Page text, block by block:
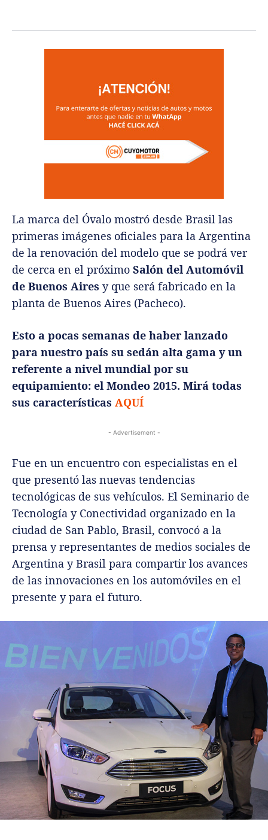
La marca del Óvalo mostró desde Brasil las
primeras imágenes oficiales para la Argentina
de la renovación del modelo que se podrá ver
de cerca en el próximo Salón del Automóvil
de Buenos Aires y que será fabricado en la
planta de Buenos Aires (Pacheco).
Esto a pocas semanas de haber lanzado
para nuestro país su sedán alta gama y un
referente a nivel mundial por su
equipamiento: el Mondeo 2015. Mirá todas
sus características AQUÍ
- Advertisement -
Fue en un encuentro con especialistas en el
que presentó las nuevas tendencias
tecnológicas de sus vehículos. El Seminario de
Tecnología y Conectividad organizado en la
ciudad de San Pablo, Brasil, convocó a la
prensa y representantes de medios sociales de
Argentina y Brasil para compartir los avances
de las innovaciones en los automóviles en el
presente y para el futuro.